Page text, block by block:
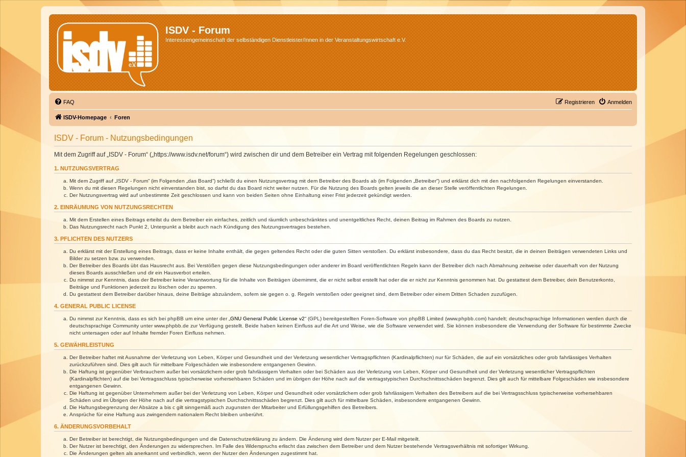
ISDV - Forum
Interessengemeinschaft der selbständigen Dienstleister/Innen in der Veranstaltungswirtschaft e.V.
FAQ Anmelden
Registrieren
ISDV-Homepage Foren
ISDV - Forum - Nutzungsbedingungen
Mit dem Zugriff auf „ISDV - Forum“ („https://www.isdv.net/forum“) wird zwischen dir und dem Betreiber ein Vertrag mit folgenden Regelungen geschlossen:
1. NUTZUNGSVERTRAG
Mit dem Zugriff auf „ISDV - Forum“ (im Folgenden „das Board“) schließt du einen Nutzungsvertrag mit dem Betreiber des Boards ab (im Folgenden „Betreiber“) und erklärst dich mit den nachfolgenden Regelungen einverstanden.
Wenn du mit diesen Regelungen nicht einverstanden bist, so darfst du das Board nicht weiter nutzen. Für die Nutzung des Boards gelten jeweils die an dieser Stelle veröffentlichten Regelungen.
Der Nutzungsvertrag wird auf unbestimmte Zeit geschlossen und kann von beiden Seiten ohne Einhaltung einer Frist jederzeit gekündigt werden.
2. EINRÄUMUNG VON NUTZUNGSRECHTEN
Mit dem Erstellen eines Beitrags erteilst du dem Betreiber ein einfaches, zeitlich und räumlich unbeschränktes und unentgeltliches Recht, deinen Beitrag im Rahmen des Boards zu nutzen.
Das Nutzungsrecht nach Punkt 2, Unterpunkt a bleibt auch nach Kündigung des Nutzungsvertrages bestehen.
3. PFLICHTEN DES NUTZERS
Du erklärst mit der Erstellung eines Beitrags, dass er keine Inhalte enthält, die gegen geltendes Recht oder die guten Sitten verstoßen. Du erklärst insbesondere, dass du das Recht besitzt, die in deinen Beiträgen verwendeten Links und
Bilder zu setzen bzw. zu verwenden.
Der Betreiber des Boards übt das Hausrecht aus. Bei Verstößen gegen diese Nutzungsbedingungen oder anderer im Board veröffentlichten Regeln kann der Betreiber dich nach Abmahnung zeitweise oder dauerhaft von der Nutzung
dieses Boards ausschließen und dir ein Hausverbot erteilen.
Du nimmst zur Kenntnis, dass der Betreiber keine Verantwortung für die Inhalte von Beiträgen übernimmt, die er nicht selbst erstellt hat oder die er nicht zur Kenntnis genommen hat. Du gestattest dem Betreiber, dein Benutzerkonto,
Beiträge und Funktionen jederzeit zu löschen oder zu sperren.
Du gestattest dem Betreiber darüber hinaus, deine Beiträge abzuändern, sofern sie gegen o. g. Regeln verstoßen oder geeignet sind, dem Betreiber oder einem Dritten Schaden zuzufügen.
4. GENERAL PUBLIC LICENSE
Du nimmst zur Kenntnis, dass es sich bei phpBB um eine unter der „ GNU General Public License v2“ (GPL) bereitgestellten Foren-Software von phpBB Limited (www.phpbb.com) handelt; deutschsprachige Informationen werden durch die
deutschsprachige Community unter www.phpbb.de zur Verfügung gestellt. Beide haben keinen Einfluss auf die Art und Weise, wie die Software verwendet wird. Sie können insbesondere die Verwendung der Software für bestimmte Zwecke
nicht untersagen oder auf Inhalte fremder Foren Einfluss nehmen.
5. GEWÄHRLEISTUNG
Der Betreiber haftet mit Ausnahme der Verletzung von Leben, Körper und Gesundheit und der Verletzung wesentlicher Vertragspflichten (Kardinalpflichten) nur für Schäden, die auf ein vorsätzliches oder grob fahrlässiges Verhalten
zurückzuführen sind. Dies gilt auch für mittelbare Folgeschäden wie insbesondere entgangenen Gewinn.
Die Haftung ist gegenüber Verbrauchern außer bei vorsätzlichem oder grob fahrlässigem Verhalten oder bei Schäden aus der Verletzung von Leben, Körper und Gesundheit und der Verletzung wesentlicher Vertragspflichten
(Kardinalpflichten) auf die bei Vertragsschluss typischerweise vorhersehbaren Schäden und im übrigen der Höhe nach auf die vertragstypischen Durchschnittsschäden begrenzt. Dies gilt auch für mittelbare Folgeschäden wie insbesondere
entgangenen Gewinn.
Die Haftung ist gegenüber Unternehmern außer bei der Verletzung von Leben, Körper und Gesundheit oder vorsätzlichem oder grob fahrlässigem Verhalten des Betreibers auf die bei Vertragsschluss typischerweise vorhersehbaren
Schäden und im Übrigen der Höhe nach auf die vertragstypischen Durchschnittsschäden begrenzt. Dies gilt auch für mittelbare Schäden, insbesondere entgangenen Gewinn.
Die Haftungsbegrenzung der Absätze a bis c gilt sinngemäß auch zugunsten der Mitarbeiter und Erfüllungsgehilfen des Betreibers.
Ansprüche für eine Haftung aus zwingendem nationalem Recht bleiben unberührt.
6. ÄNDERUNGSVORBEHALT
Der Betreiber ist berechtigt, die Nutzungsbedingungen und die Datenschutzerklärung zu ändern. Die Änderung wird dem Nutzer per E-Mail mitgeteilt.
Der Nutzer ist berechtigt, den Änderungen zu widersprechen. Im Falle des Widerspruchs erlischt das zwischen dem Betreiber und dem Nutzer bestehende Vertragsverhältnis mit sofortiger Wirkung.
Die Änderungen gelten als anerkannt und verbindlich, wenn der Nutzer den Änderungen zugestimmt hat.